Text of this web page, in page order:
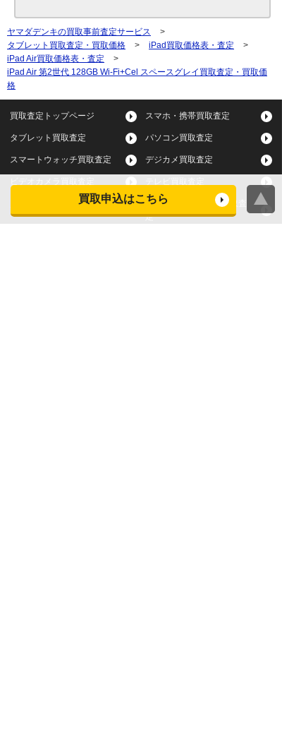
買取申込はこちら
ヤマダデンキの買取事前査定サービス
>
タブレット買取査定・買取価格
> iPad買取価格表・査定
>
iPad Air買取価格表・査定
>
iPad Air 第2世代 128GB Wi-Fi+Cel スペースグレイ買取査定・買取価
格
買取査定トップページ スマホ・携帯買取査定
タブレット買取査定 パソコン買取査定
スマートウォッチ買取査定 デジカメ買取査定
洗濯機・衣類乾燥機買取査
定